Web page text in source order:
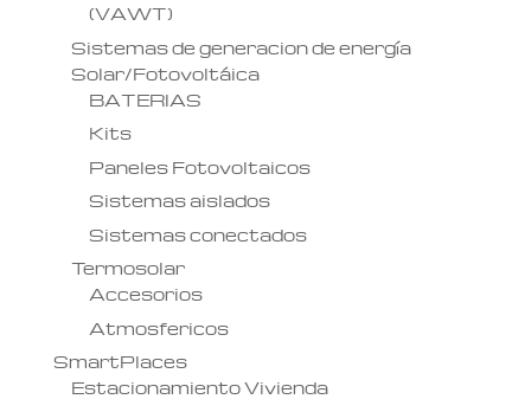
(VAWT)
Sistemas de generacion de energía
Solar/Fotovoltáica
BATERIAS
Kits
Paneles Fotovoltaicos
Sistemas aislados
Sistemas conectados
Termosolar
Accesorios
Atmosfericos
SmartPlaces
Estacionamiento Vivienda